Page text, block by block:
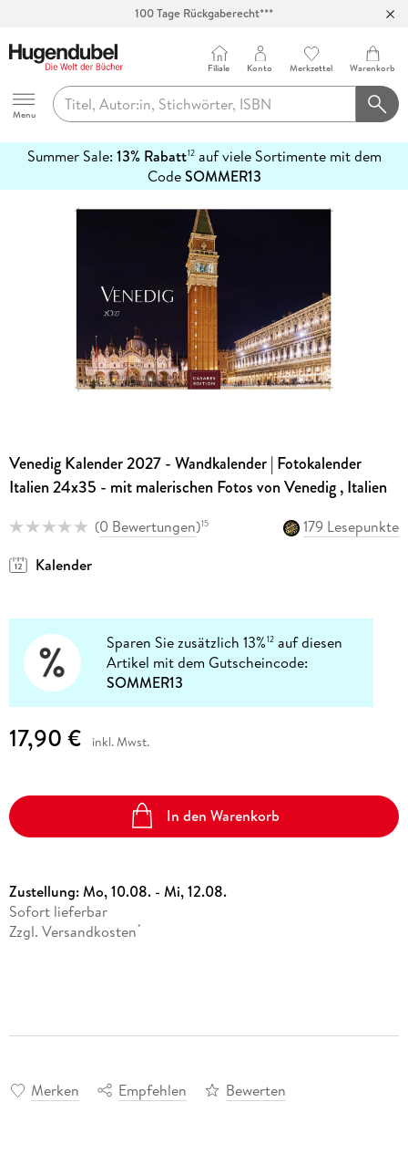
100 Tage Rückgaberecht***
Hugendubel
Menu
Filiale Konto Merkzettel Warenkorb
Summer Sale: 13% Rabatt12auf viele Sortimente mit dem
CodeSOMMER13
erfahren
Venedig Kalender 2027 - Wandkalender | Fotokalender
Italien 24x35 - mit malerischen Fotos von Venedig , Italien
(0 Bewertungen)15
179 Lesepunkte
Kalender
Sparen Sie zusätzlich 13%12 auf diesen
Artikel mit dem Gutscheincode:
SOMMER13
17,90 € inkl. Mwst.
In den Warenkorb
Zustellung:Mo, 10.08. - Mi, 12.08.
Sofort lieferbar
Zzgl. Versandkosten *
Merken Empfehlen Bewerten